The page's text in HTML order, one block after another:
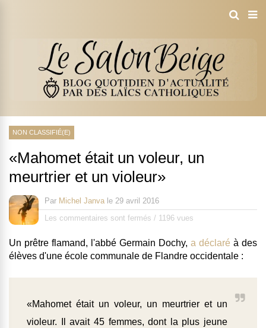
NON CLASSIFIÉ(E)
«Mahomet était un voleur, un
meurtrier et un violeur»
Par Michel Janva le 29 avril 2016
Les commentaires sont fermés / 1196 vues
Un prêtre flamand, l'abbé Germain Dochy, a déclaré à des
élèves d'une école communale de Flandre occidentale :
«Mahomet était un voleur, un meurtrier et un
violeur. Il avait 45 femmes, dont la plus jeune